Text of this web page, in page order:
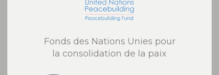
Fonds des Nations Unies pour
la consolidation de la paix